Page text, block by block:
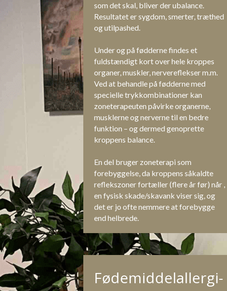
som det skal, bliver der ubalance.
Resultatet er sygdom, smerter, træthed
og utilpashed.
Under og på fødderne findes et
fuldstændigt kort over hele kroppes
organer, muskler, nervereflekser m.m.
Ved at behandle på fødderne med
specielle trykkombinationer kan
zoneterapeuten påvirke organerne,
musklerne og nerverne til en bedre
funktion – og dermed genoprette
kroppens balance.
En del bruger zoneterapi som
forebyggelse, da kroppens såkaldte
reflekszoner fortæller (flere år før) når ,
en fysisk skade/skavank viser sig, og
det er jo ofte nemmere at forebygge
end helbrede.
Fødemiddelallergi-